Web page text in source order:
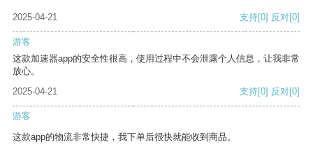
2025-04-21 支持[0] 反对[0]
游客
这款加速器app的安全性很高，使用过程中不会泄露个人信息，让我非常
放心。
2025-04-21
支持[0] 反对[0]
游客
这款app的物流非常快捷，我下单后很快就能收到商品。